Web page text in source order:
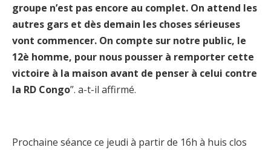
groupe n’est pas encore au complet. On attend les
autres gars et dès demain les choses sérieuses
vont commencer. On compte sur notre public, le
12è homme, pour nous pousser à remporter cette
victoire à la maison avant de penser à celui contre
la RD Congo”. a-t-il affirmé.
Prochaine séance ce jeudi à partir de 16h à huis clos